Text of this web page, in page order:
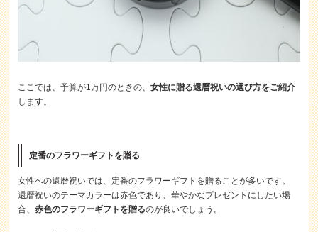
ここでは、予算が1万円のときの、女性に贈る還暦祝いの選び方をご紹介
します。
定番のフラワーギフトを贈る
女性への還暦祝いでは、定番のフラワーギフトを贈ることが多いです。
還暦祝いのテーマカラーは赤色であり、華やかなプレゼントにしたい場
合、赤色のフラワーギフトを贈るのが良いでしょう。